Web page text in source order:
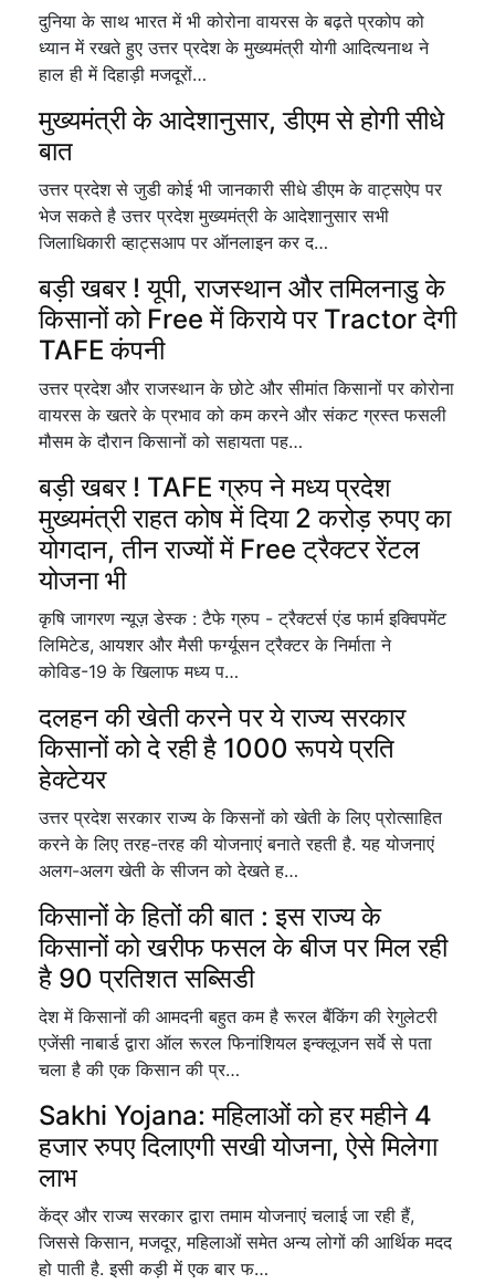
दुनिया के साथ भारत में भी कोरोना वायरस के बढ़ते प्रकोप को
ध्यान में रखते हुए उत्तर प्रदेश के मुख्यमंत्री योगी आदित्यनाथ ने
हाल ही में दिहाड़ी मजदूरों…
मुख्यमंत्री के आदेशानुसार, डीएम से होगी सीधे
बात
उत्तर प्रदेश से जुडी कोई भी जानकारी सीधे डीएम के वाट्सऐप पर
भेज सकते है उत्तर प्रदेश मुख्यमंत्री के आदेशानुसार सभी
जिलाधिकारी व्हाट्सआप पर ऑनलाइन कर द…
बड़ी खबर ! यूपी, राजस्थान और तमिलनाडु के
किसानों को Free में किराये पर Tractor देगी
TAFE कंपनी
उत्तर प्रदेश और राजस्थान के छोटे और सीमांत किसानों पर कोरोना
वायरस के खतरे के प्रभाव को कम करने और संकट ग्रस्त फसली
मौसम के दौरान किसानों को सहायता पह…
बड़ी खबर ! TAFE ग्रुप ने मध्य प्रदेश
मुख्यमंत्री राहत कोष में दिया 2 करोड़ रुपए का
योगदान, तीन राज्यों में Free ट्रैक्टर रेंटल
योजना भी
कृषि जागरण न्यूज़ डेस्क : टैफे ग्रुप - ट्रैक्टर्स एंड फार्म इक्विपमेंट
लिमिटेड, आयशर और मैसी फर्ग्यूसन ट्रैक्टर के निर्माता ने
कोविड-19 के खिलाफ मध्य प…
दलहन की खेती करने पर ये राज्य सरकार
किसानों को दे रही है 1000 रूपये प्रति
हेक्टेयर
उत्तर प्रदेश सरकार राज्य के किसनों को खेती के लिए प्रोत्साहित
करने के लिए तरह-तरह की योजनाएं बनाते रहती है. यह योजनाएं
अलग-अलग खेती के सीजन को देखते ह…
किसानों के हितों की बात : इस राज्य के
किसानों को खरीफ फसल के बीज पर मिल रही
है 90 प्रतिशत सब्सिडी
देश में किसानों की आमदनी बहुत कम है रूरल बैंकिंग की रेगुलेटरी
एजेंसी नाबार्ड द्वारा ऑल रूरल फिनांशियल इन्क्लूजन सर्वे से पता
चला है की एक किसान की प्र…
Sakhi Yojana: महिलाओं को हर महीने 4
हजार रुपए दिलाएगी सखी योजना, ऐसे मिलेगा
लाभ
केंद्र और राज्य सरकार द्वारा तमाम योजनाएं चलाई जा रही हैं,
जिससे किसान, मजदूर, महिलाओं समेत अन्य लोगों की आर्थिक मदद
हो पाती है. इसी कड़ी में एक बार फ…